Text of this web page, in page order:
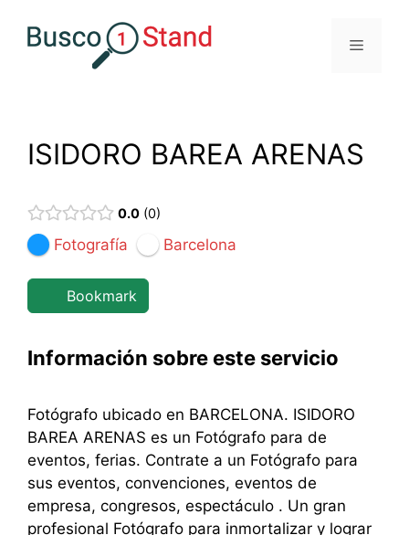
Menú
ISIDORO BAREA ARENAS
0.0 0
Fotografía Barcelona
Bookmark
Información sobre este servicio
Fotógrafo ubicado en BARCELONA. ISIDORO
BAREA ARENAS es un Fotógrafo para de
eventos, ferias. Contrate a un Fotógrafo para
sus eventos, convenciones, eventos de
empresa, congresos, espectáculo . Un gran
profesional Fotógrafo para inmortalizar y lograr